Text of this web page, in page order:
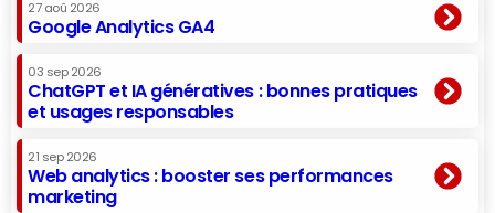
27 aoû 2026
Google Analytics GA4
03 sep 2026
ChatGPT et IA génératives : bonnes pratiques
et usages responsables
21 sep 2026
Web analytics : booster ses performances
marketing